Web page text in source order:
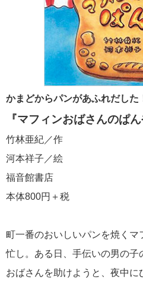
かまどからパンがあふれだした
『マフィンおばさんのぱん
竹林亜紀／作
河本祥子／絵
福音館書店
本体800円＋税
町一番のおいしいパンを焼くマ
忙し。ある日、手伝いの男の子
おばさんを助けようと、夜中に